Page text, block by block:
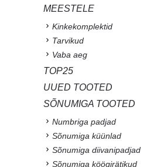
MEESTELE
Kinkekomplektid
Tarvikud
Vaba aeg
TOP25
UUED TOOTED
SÕNUMIGA TOOTED
Numbriga padjad
Sõnumiga küünlad
Sõnumiga diivanipadjad
Sõnumiga köögirätikud